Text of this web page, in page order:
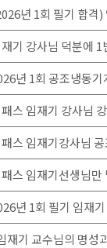
년 1회 필기 합격
기 강사님 덕분에
년 1회 공조냉동
스 임재기 강사님
스 임재기강사님
스 임재기선생님
년 1회 필기 임재
재기 교수님의 명성